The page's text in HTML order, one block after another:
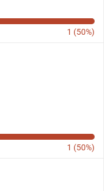
1 (50%)
1 (50%)